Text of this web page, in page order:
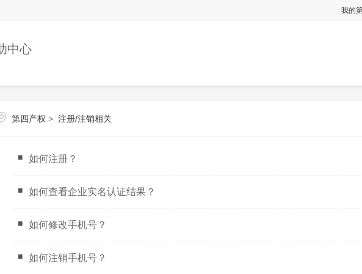
我的
中心
第四产权 > 注册/注销相关
如何注册？
如何查看企业实名认证结果？
如何修改手机号？
如何注销手机号？